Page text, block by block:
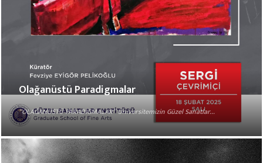
Olağanüstü Paradigmalar
“OLAĞANÜSTÜ PARADİGMALAR” Üniversitemizin Güzel Sanatlar...